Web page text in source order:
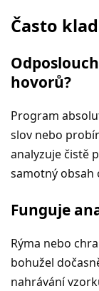
Často
hovorů?
Program
slov nebo
analyzuje čistě
samotný obsah
Funguje
Rýma nebo
bohužel
nahrávání